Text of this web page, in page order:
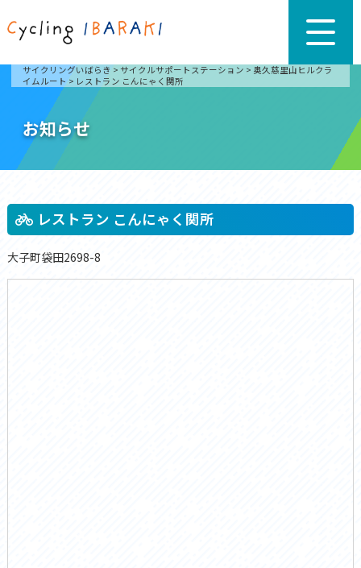
サイクリングいばらき > サイクルサポートステーション > 奥久慈里山ヒルクラ
イムルート> レストラン こんにゃく関所
お知らせ
レストラン こんにゃく関所
大子町袋田2698-8